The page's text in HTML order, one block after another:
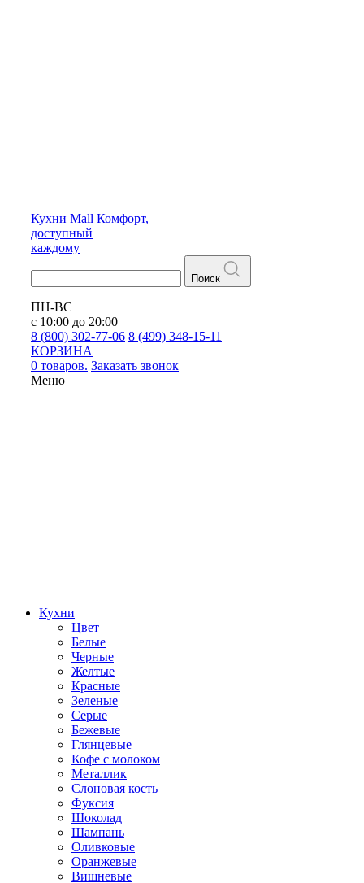
Кухни Mall Комфорт,
доступный
каждому
Поиск
ПН-ВС
с 10:00 до 20:00
8 (800) 302-77-06 8 (499) 348-15-11
КОРЗИНА
0 товаров. Заказать звонок
Меню
Кухни
Цвет
Белые
Черные
Желтые
Красные
Зеленые
Серые
Бежевые
Глянцевые
Кофе с молоком
Металлик
Слоновая кость
Фуксия
Шоколад
Шампань
Оливковые
Оранжевые
Вишневые